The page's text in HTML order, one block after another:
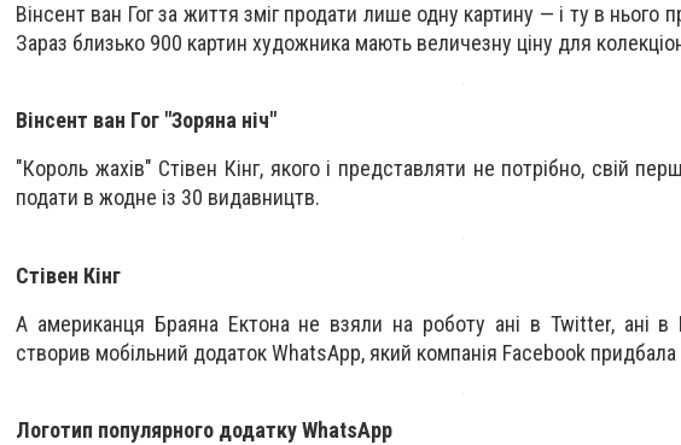
Вінсент ван Гог за життя зміг продати лише одну картину — і ту в нього
Зараз близько 900 картин художника мають величезну ціну для
Вінсент ван Гог "Зоряна ніч"
"Король жахів" Стівен Кінг, якого і представляти не потрібно, свій
подати в жодне із 30 видавництв.
Стівен Кінг
А американця Браяна Ектона не взяли на роботу ані в Twitter, ані в
створив мобільний додаток WhatsApp, який компанія Facebook
Логотип популярного додатку WhatsApp